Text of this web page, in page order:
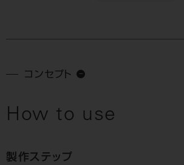
コンセプト
How to use
製作ステップ